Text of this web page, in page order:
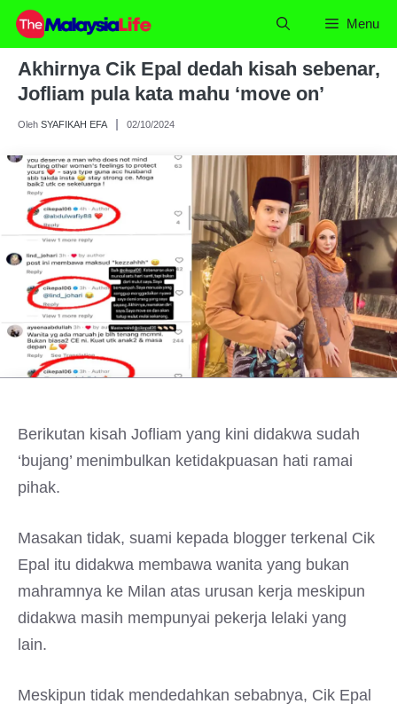
Skip
content
Menu
Akhirnya Cik Epal dedah kisah sebenar,
Jofliam pula kata mahu ‘move on’
Oleh SYAFIKAH EFA 02/10/2024
Berikutan kisah Jofliam yang kini didakwa sudah
‘bujang’ menimbulkan ketidakpuasan hati ramai
pihak.
Masakan tidak, suami kepada blogger terkenal Cik
Epal itu didakwa membawa wanita yang bukan
mahramnya ke Milan atas urusan kerja meskipun
didakwa masih mempunyai pekerja lelaki yang
lain.
Meskipun tidak mendedahkan sebabnya, Cik Epal